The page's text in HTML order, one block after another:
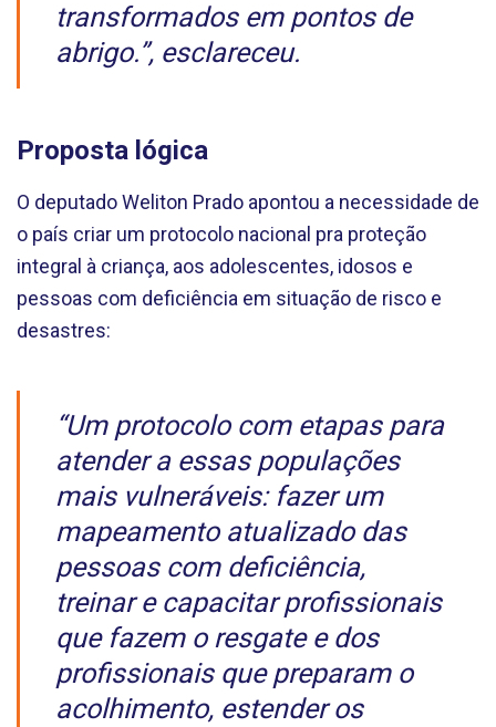
transformados em pontos de
abrigo.”, esclareceu.
Proposta lógica
‌O deputado Weliton Prado apontou a necessidade de
o país criar um protocolo nacional pra proteção
integral à criança, aos adolescentes, idosos e
pessoas com deficiência em situação de risco e
desastres:
“Um protocolo com etapas para
atender a essas populações
mais vulneráveis: fazer um
mapeamento atualizado das
pessoas com deficiência,
treinar e capacitar profissionais
que fazem o resgate e dos
profissionais que preparam o
acolhimento, estender os